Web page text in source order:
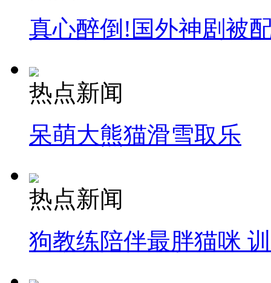
真心醉倒!国外神剧被
热点新闻
呆萌大熊猫滑雪取乐
热点新闻
狗教练陪伴最胖猫咪